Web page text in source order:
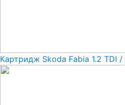
Картридж Skoda Fabia 1.2 TDI /